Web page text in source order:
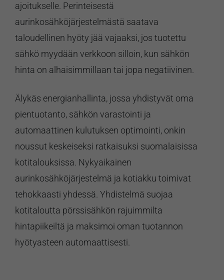
ajoitukselle. Perinteisestä
aurinkosähköjärjestelmästä saatava
taloudellinen hyöty jää vajaaksi, jos tuotettu
sähkö myydään verkkoon silloin, kun sähkön
hinta on alhaisimmillaan tai jopa negatiivinen.
Älykäs energianhallinta, jossa yhdistyvät oma
pientuotanto, sähkön varastointi ja
automaattinen kulutuksen optimointi, onkin
noussut keskeiseksi ratkaisuksi suomalaisissa
kotitalouksissa. Nykyaikainen
aurinkosähköjärjestelmä ja kotiakku toimivat
tehokkaasti yhdessä. Yhdistelmä suojaa
kotitaloutta pörssisähkön rajuimmilta
hintapiikeiltä ja maksimoi oman tuotannon
hyötyasteen automaattisesti.